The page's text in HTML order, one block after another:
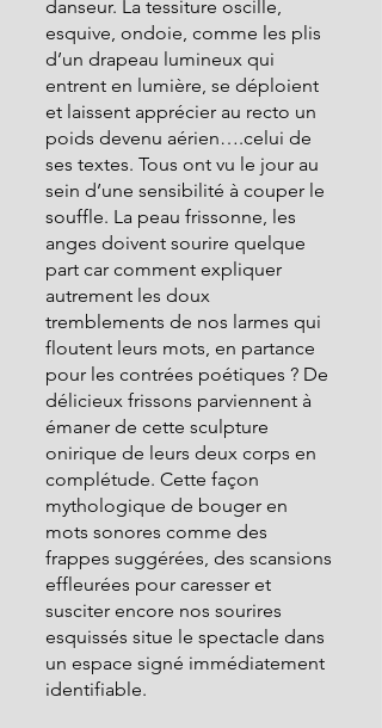
danseur. La tessiture oscille,
esquive, ondoie, comme les plis
d’un drapeau lumineux qui
entrent en lumière, se déploient
et laissent apprécier au recto un
poids devenu aérien….celui de
ses textes. Tous ont vu le jour au
sein d’une sensibilité à couper le
souffle. La peau frissonne, les
anges doivent sourire quelque
part car comment expliquer
autrement les doux
tremblements de nos larmes qui
floutent leurs mots, en partance
pour les contrées poétiques ? De
délicieux frissons parviennent à
émaner de cette sculpture
onirique de leurs deux corps en
complétude. Cette façon
mythologique de bouger en
mots sonores comme des
frappes suggérées, des scansions
effleurées pour caresser et
susciter encore nos sourires
esquissés situe le spectacle dans
un espace signé immédiatement
identifiable.